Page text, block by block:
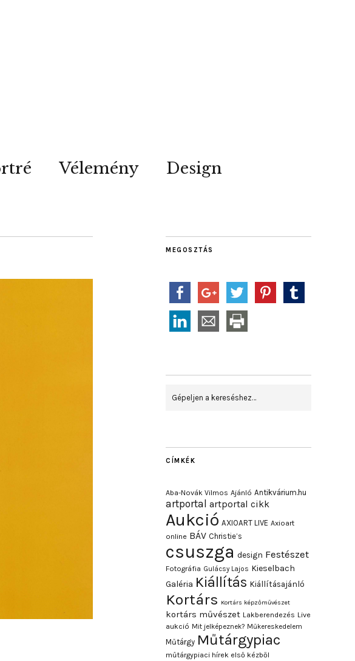
Vélemény Design
MEGOSZTÁS
CÍMKÉK
Aba-Novák Vilmos Ajánló Antikvárium.hu
artportal artportal cikk
Aukció AXIOART LIVE Axioart
online BÁV Christie’s
csuszga design Festészet
Fotográfia Gulácsy Lajos Kieselbach
Galéria Kiállítás Kiállításajánló
Kortárs Kortárs képzőművészet
kortárs művészet Lakberendezés Live
aukció Mit jelképeznek? Műkereskedelem
Műtárgy Műtárgypiac
műtárgypiaci hírek első kézből